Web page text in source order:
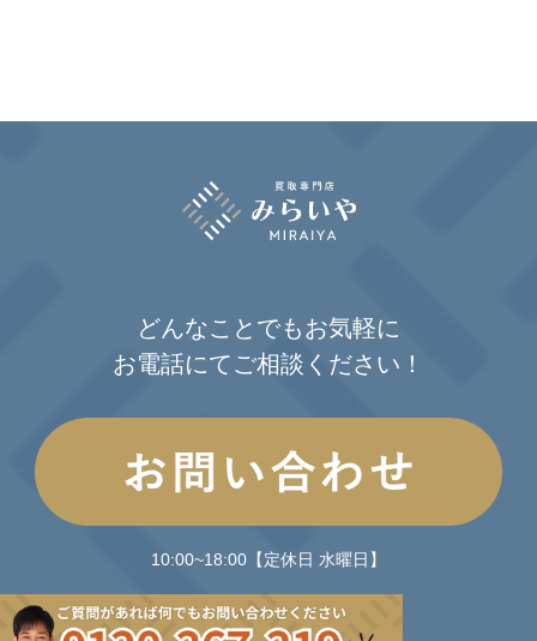
どんなことでもお気軽に
お電話にてご相談ください！
10:00~18:00【定休日 水曜日】